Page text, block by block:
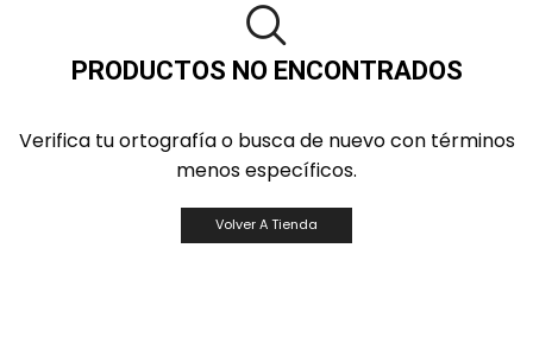
PRODUCTOS NO ENCONTRADOS
Verifica tu ortografía o busca de nuevo con términos
menos específicos.
Volver A Tienda